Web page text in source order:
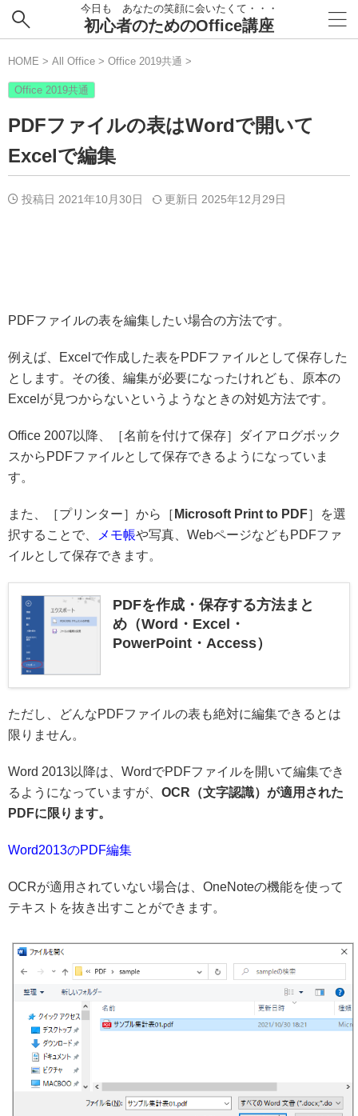
今日も あなたの笑顔に会いたくて・・・
初心者のためのOffice講座
HOME > All Office > Office 2019共通 >
Office 2019共通
PDFファイルの表はWordで開いて
Excelで編集
投稿日 2021年10月30日 更新日 2025年12月29日
PDFファイルの表を編集したい場合の方法です。
例えば、Excelで作成した表をPDFファイルとして保存した
とします。その後、編集が必要になったけれども、原本の
Excelが見つからないというようなときの対処方法です。
Office 2007以降、［名前を付けて保存］ダイアログボック
スからPDFファイルとして保存できるようになっていま
す。
また、［プリンター］から［ Microsoft Print to PDF］を選
択することで、
メモ帳や写真、WebページなどもPDFファ
イルとして保存できます。
PDFを作成・保存する方法まと
め（Word・Excel・
PowerPoint・Access）
ただし、どんなPDFファイルの表も絶対に編集できるとは
限りません。
Word 2013以降は、WordでPDFファイルを開いて編集でき
るようになっていますが、 OCR（文字認識）が適用された
PDFに限ります。
Word2013のPDF編集
OCRが適用されていない場合は、OneNoteの機能を使って
テキストを抜き出すことができます。